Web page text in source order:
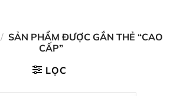
/ SẢN PHẨM ĐƯỢC GẮN THẺ “CAO
CẤP”
LỌC